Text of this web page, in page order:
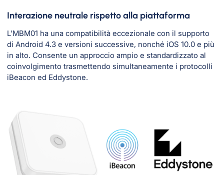
Interazione neutrale rispetto alla piattaforma
L'MBM01 ha una compatibilità eccezionale con il supporto
di Android 4.3 e versioni successive, nonché iOS 10.0 e più
in alto. Consente un approccio ampio e standardizzato al
coinvolgimento trasmettendo simultaneamente i protocolli
iBeacon ed Eddystone.